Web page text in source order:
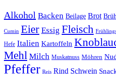
Alkohol Backen Beilage Brot
Cumin Eier Essig Fleisch
Hefe Italien Kartoffeln
Mehl Milch Muskatnuss Möhren
Pfeffer Reis Rind Schwein